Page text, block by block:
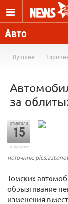
Авто
Лучшее
за
отметили
15
в архиве
источник:
Томских
обрызгивание
изменения в